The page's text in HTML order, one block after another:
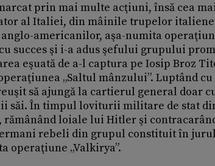
prin mai multe acţiuni, însă cea
al Italiei, din mâinile trupelor
americanilor, aşa-numita
succes şi i-a adus şefului grupului
eşuată de a-l captura pe Iosip Broz
„Saltul mânzului”. Luptând
să ajungă la cartierul general doar
săi. În timpul loviturii militare de stat
loiale lui Hitler şi
rebeli din grupul constituit în
operaţiune „Valkirya”.